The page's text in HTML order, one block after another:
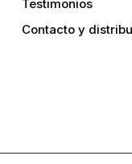
Testimonios
Contacto y